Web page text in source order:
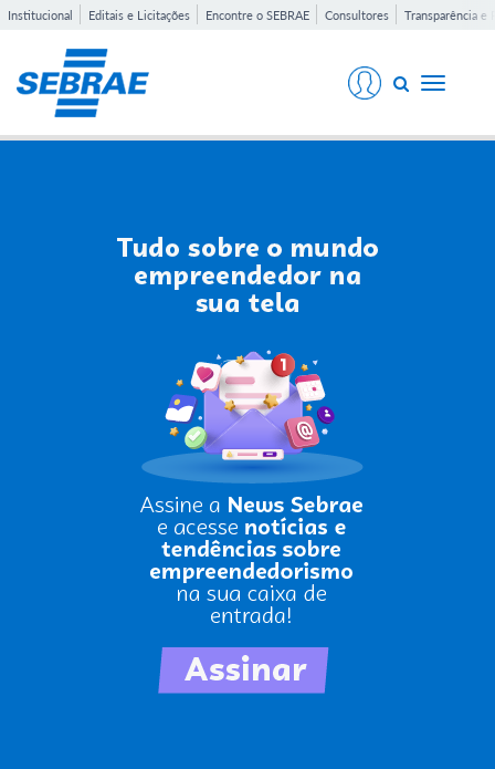
Institucional Editais e Licitações Encontre o SEBRAE Consultores Transparência e
Toggle